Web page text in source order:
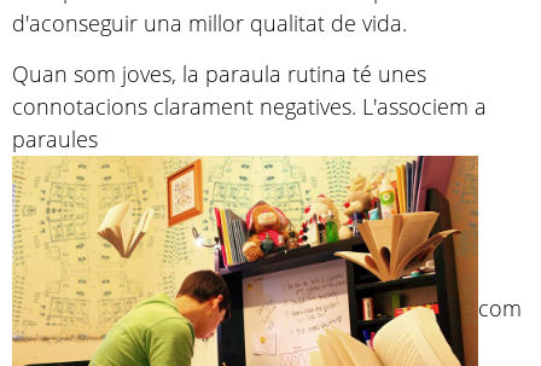
d'aconseguir una millor qualitat de vida.
Quan som joves, la paraula rutina té unes
connotacions clarament negatives. L'associem a
paraules
com